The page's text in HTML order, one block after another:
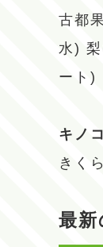
古都
水)
ート)
キノ
きく
最新